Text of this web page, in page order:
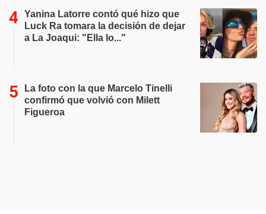
Yanina Latorre contó qué hizo que
Luck Ra tomara la decisión de dejar
a La Joaqui: "Ella lo..."
La foto con la que Marcelo Tinelli
confirmó que volvió con Milett
Figueroa